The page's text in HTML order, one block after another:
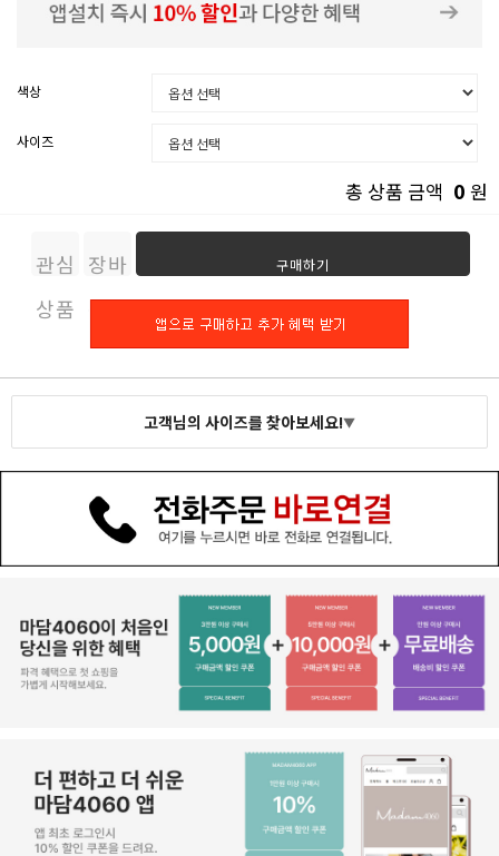
색상
사이즈
총 상품 금액 0 원
관심
상품
장바
구니
구매하기
고객님의 사이즈를 찾아보세요!▼